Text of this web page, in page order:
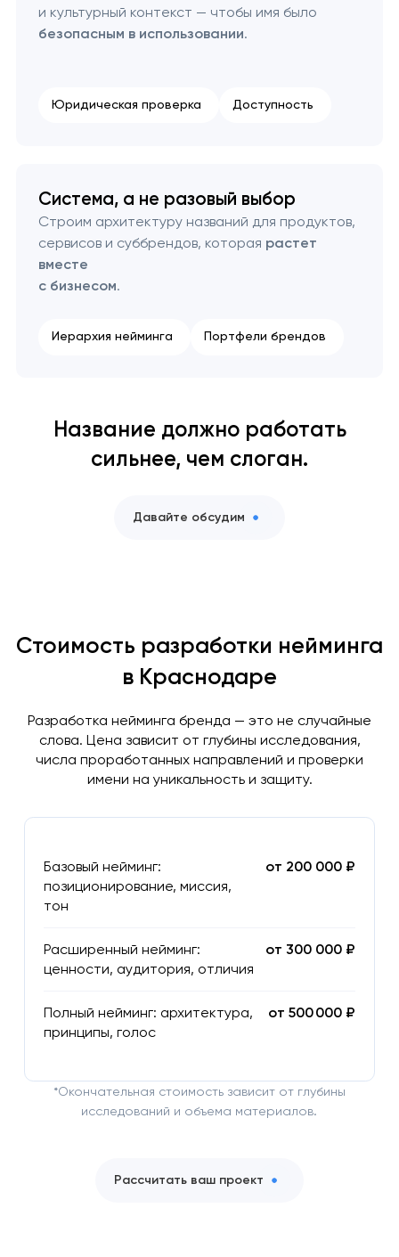
и культурный контекст — чтобы имя было
безопасным в использовании.
Юридическая проверка Доступность
Система, а не разовый выбор
Строим архитектуру названий для продуктов,
сервисов и суббрендов, которая растет
вместе
с бизнесом.
Иерархия нейминга Портфели брендов
Название должно работать
сильнее, чем слоган.
Давайте обсудим
Стоимость разработки нейминга
в Краснодаре
Разработка нейминга бренда — это не случайные
слова. Цена зависит от глубины исследования,
числа проработанных направлений и проверки
имени на уникальность и защиту.
Базовый нейминг:
позиционирование, миссия,
тон
от 200 000 ₽
Расширенный нейминг:
ценности, аудитория, отличия
от 300 000 ₽
Полный нейминг: архитектура,
принципы, голос
от 500 000 ₽
*Окончательная стоимость зависит от глубины
исследований и объема материалов.
Рассчитать ваш проект